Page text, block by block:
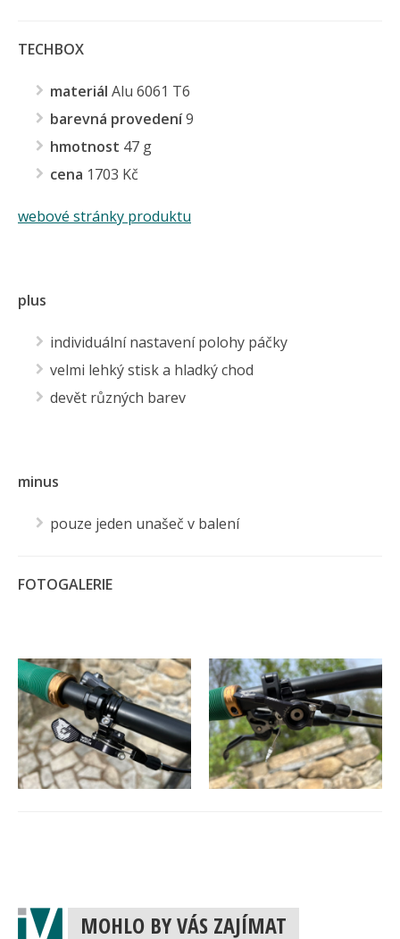
TECHBOX
materiál Alu 6061 T6
barevná provedení9
hmotnost 47 g
cena 1703 Kč
webové stránky produktu
plus
individuální nastavení polohy páčky
velmi lehký stisk a hladký chod
devět různých barev
minus
pouze jeden unašeč v balení
FOTOGALERIE
MOHLO BY VÁS ZAJÍMAT